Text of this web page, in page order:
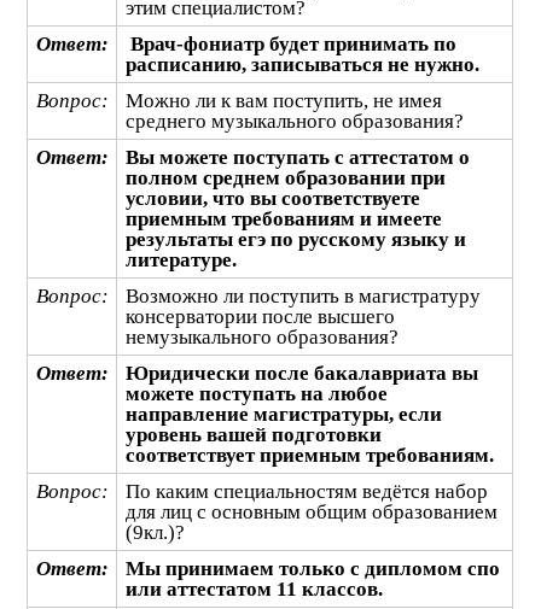
этим специалистом?
Ответ:
Врач-фониатр будет принимать по
расписанию, записываться не нужно.
Вопрос:
Можно ли к вам поступить, не имея
среднего музыкального образования?
Ответ:
Вы можете поступать с аттестатом о
полном среднем образовании при
условии, что вы соответствуете
приемным требованиям и имеете
результаты егэ по русскому языку и
литературе.
Вопрос:
Возможно ли поступить в магистратуру
консерватории после высшего
немузыкального образования?
Ответ:
Юридически после бакалавриата вы
можете поступать на любое
направление магистратуры, если
уровень вашей подготовки
соответствует приемным требованиям.
Вопрос:
По каким специальностям ведётся набор
для лиц с основным общим образованием
(9кл.)?
Ответ:
Мы принимаем только с дипломом спо
или аттестатом 11 классов.